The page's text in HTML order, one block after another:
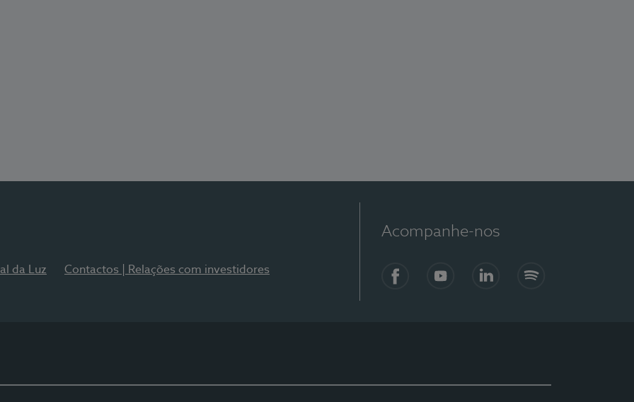
da Luz Contactos | Relações com investidores
Acompanhe-nos